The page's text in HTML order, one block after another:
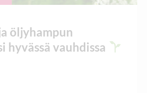
öljyhampun
hyvässä vauhdissa